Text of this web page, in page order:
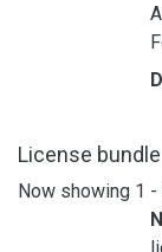
License bundle
Now showing 1 -